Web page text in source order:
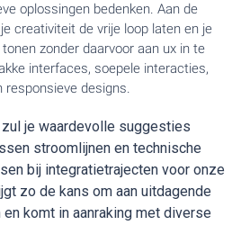
oplossingen bedenken. Aan de
creativiteit de vrije loop laten en je
zonder daarvoor aan ux in te
interfaces, soepele interacties,
responsieve designs.
je waardevolle suggesties
stroomlijnen en technische
bij integratietrajecten voor onze
zo de kans om aan uitdagende
komt in aanraking met diverse